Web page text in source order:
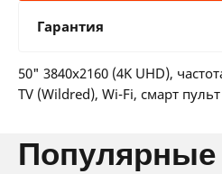
12 мес:96 BYN/мес
36 мес:39 BYN/мес
Гарантия
12 месяцев
производителя
50" 3840x2160 (4K UHD),
TV (Wildred), Wi-Fi, смарт пульт